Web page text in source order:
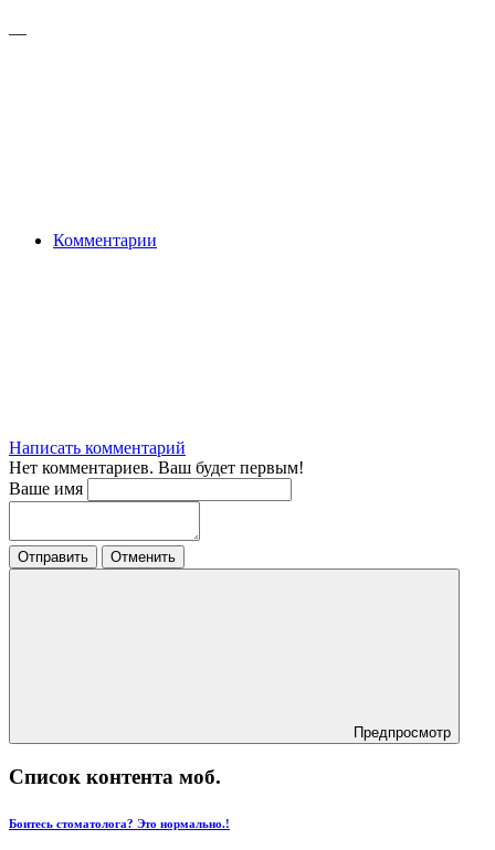
—
Комментарии
Написать комментарий
Нет комментариев. Ваш будет первым!
Ваше имя
Отправить Отменить
Предпросмотр
Список контента моб.
​Боитесь стоматолога? Это нормально.!